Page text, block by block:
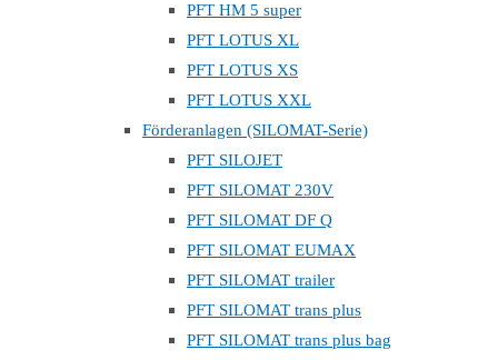
PFT HM 5 super
PFT LOTUS XL
PFT LOTUS XS
PFT LOTUS XXL
Förderanlagen (SILOMAT-Serie)
PFT SILOJET
PFT SILOMAT 230V
PFT SILOMAT DF Q
PFT SILOMAT EUMAX
PFT SILOMAT trailer
PFT SILOMAT trans plus
PFT SILOMAT trans plus bag